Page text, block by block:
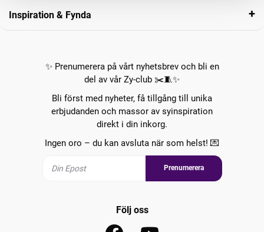
Inspiration & Fynda
✨ Prenumerera på vårt nyhetsbrev och bli en
del av vår Zy-club ✂️🧵✨
Bli först med nyheter, få tillgång till unika
erbjudanden och massor av syinspiration
direkt i din inkorg.
Ingen oro – du kan avsluta när som helst! 💌
Prenumerera
Följ oss